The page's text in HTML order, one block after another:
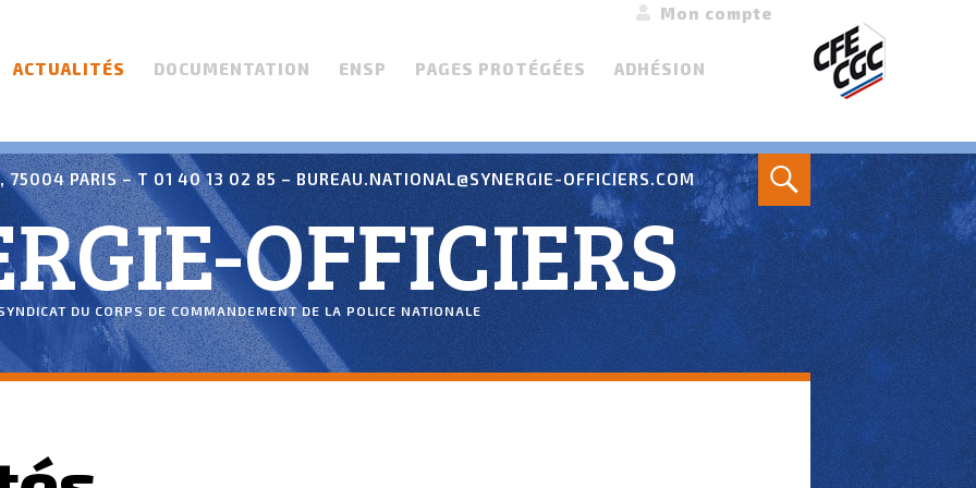
ACTUALITÉS DOCUMENTATION ENSP PAGES PROTÉGÉES ADHÉSION
Mon compte
75004 PARIS – T 01 40 13 02 85 – BUREAU.NATIONAL@SYNERGIE-OFFICIERS.COM
Search
OFFICIERS
DU CORPS DE COMMANDEMENT DE LA POLICE NATIONALE